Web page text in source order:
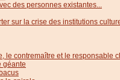
des personnes existantes...
sur la crise des institutions
le contremaître et le responsable
géante